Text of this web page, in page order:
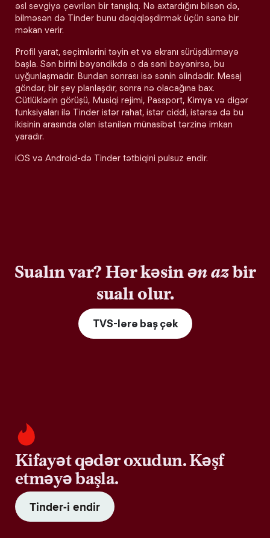
əsl sevgiyə çevrilən bir tanışlıq. Nə axtardığını bilsən də,
bilməsən də Tinder bunu dəqiqləşdirmək üçün sənə bir
məkan verir.
Profil yarat, seçimlərini təyin et və ekranı sürüşdürməyə
başla. Sən birini bəyəndikdə o da səni bəyənirsə, bu
uyğunlaşmadır. Bundan sonrası isə sənin əlindədir. Mesaj
göndər, bir şey planlaşdır, sonra nə olacağına bax.
Cütlüklərin görüşü, Musiqi rejimi, Passport, Kimya və digər
funksiyaları ilə Tinder istər rahat, istər ciddi, istərsə də bu
ikisinin arasında olan istənilən münasibət tərzinə imkan
yaradır.
iOS və Android-də Tinder tətbiqini pulsuz endir.
Sualın var? Hər kəsinən azbir
sualı olur.
TVS-lərə baş çək
Kifayət qədər oxudun. Kəşf
etməyə başla.
Tinder-i endir